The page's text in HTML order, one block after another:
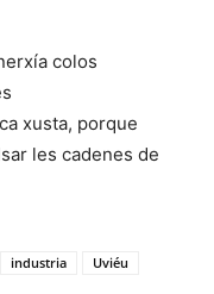
colos
xusta, porque
les cadenes de
industria Uviéu